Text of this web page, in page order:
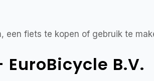
een fiets te kopen of gebruik te
B.V.